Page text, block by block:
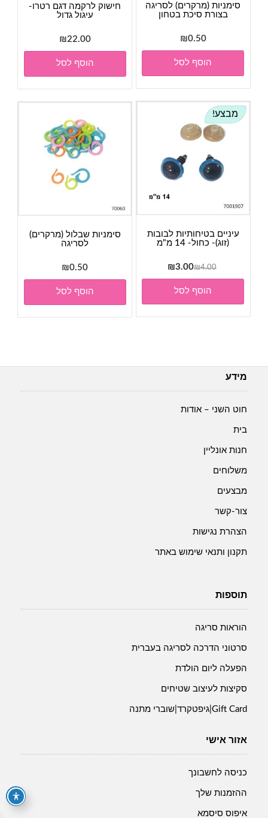
סימניות (מרקרים) לסריגה
בצורת סיכת בטחון
₪0.50
הוסף לסל
חישוק לרקמה דגם רטרו-
עיגול גדול
₪22.00
הוסף לסל
מבצע!
עיניים בטיחותיות לבובות
(זוג)- כחול- 14 מ"מ
₪4.00
המחיר
המקורי
היה:
₪4.00.
₪3.00
הנוכחי
₪3.00.
הוסף לסל
סימניות שבלול (מרקרים)
לסריגה
₪0.50
הוסף לסל
מידע
חוט השני – אודות
בית
חנות אונליין
משלוחים
מבצעים
צור-קשר
הצהרת נגישות
תקנון ותנאי שימוש באתר
תוספות
הוראות סריגה
סרטוני הדרכה לסריגה בעברית
הפעלה ליום הולדת
סקיצות לעיצוב שטיחים
Gift Card|גיפטקרד|שוברי מתנה
אזור אישי
כניסה לחשבונך
ההזמנות שלך
איפוס סיסמא